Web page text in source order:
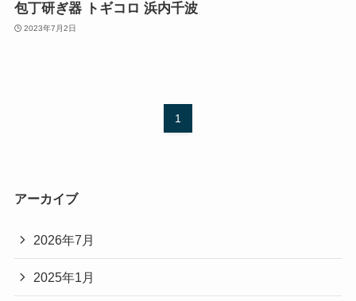
包丁研ぎ器 トギコロ 浜内千波
2023年7月2日
1
アーカイブ
2026年7月
2025年1月